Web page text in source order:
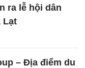
ra lễ hội dân
Lạt
– Địa điểm du